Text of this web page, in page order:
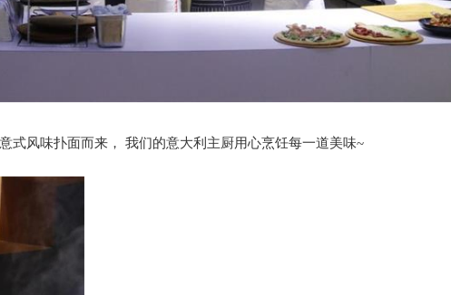
式风味扑面而来， 我们的意大利主厨用心烹饪每一道美味~